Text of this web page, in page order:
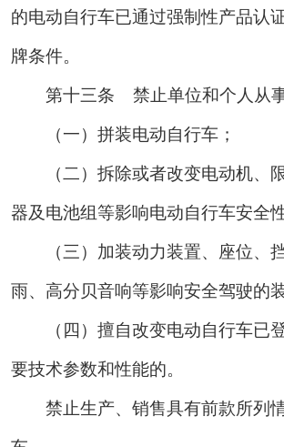
的电动自行车已通过强制性产品认
牌条件。
第十三条 禁止单位和个人从
（一）拼装电动自行车；
（二）拆除或者改变电动机、
器及电池组等影响电动自行车安全
（三）加装动力装置、座位、
雨、高分贝音响等影响安全驾驶的
（四）擅自改变电动自行车已
要技术参数和性能的。
禁止生产、销售具有前款所列